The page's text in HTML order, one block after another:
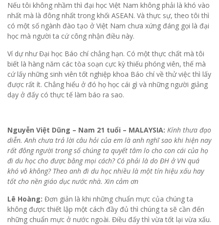
Nếu tôi không nhầm thì đại học Việt Nam không phải là khó vào
nhất mà là đông nhất trong khối ASEAN. Và thực sự, theo tôi thì
có một số ngành đào tạo ở Việt Nam chưa xứng đáng gọi là đại
học mà người ta cứ công nhận điều này.
Ví dự như Đại học Báo chí chẳng hạn. Có một thực chất mà tôi
biết là hàng năm các tòa soạn cực kỳ thiếu phóng viên, thế mà
cứ lấy những sinh viên tốt nghiệp khoa Báo chí về thử việc thì lấy
được rất ít. Chẳng hiểu ở đó họ học cái gì và những người giảng
dạy ở đấy có thực tế làm báo ra sao.
Nguyễn Việt Dũng – Nam 21 tuổi – MALAYSIA: Kính thưa đạo
diễn. Anh chưa trả lời câu hỏi của em là anh nghĩ sao khi hiện nay
rất đông người trong số chúng ta quyết tâm lo cho con cái của họ
đi du học cho được bằng mọi cách? Có phải là do ĐH ở VN quá
khó vô không? Theo anh đi du học nhiều là một tín hiệu xấu hay
tốt cho nền giáo dục nước nhà. Xin cảm ơn
Lê Hoàng: Đơn giản là khi những chuẩn mực của chúng ta
không được thiết lập một cách đầy đủ thì chúng ta sẽ cần đến
những chuẩn mực ở nước ngoài. Điều đấy thì vừa tốt lại vừa xấu.